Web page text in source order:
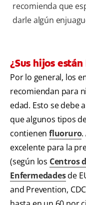
recomienda que
darle algún
¿Sus hijos están
Por lo general, los
recomiendan para
edad. Esto se debe
que algunos tipos
contienenfluoruro.
excelente para la
(según los Centros
Enfermedadesde
and Prevention,